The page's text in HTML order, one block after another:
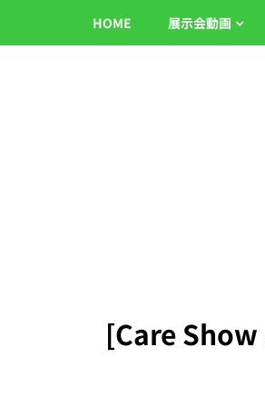
HOME 展示会動画
[Care Show